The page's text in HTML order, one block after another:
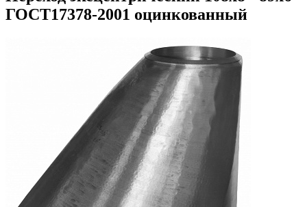
ГОСТ17378-2001 оцинкованный